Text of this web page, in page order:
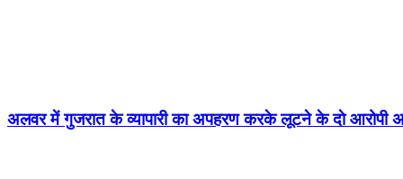
अलवर में गुजरात के व्यापारी का अपहरण करके लूटने के दाे आरोपी